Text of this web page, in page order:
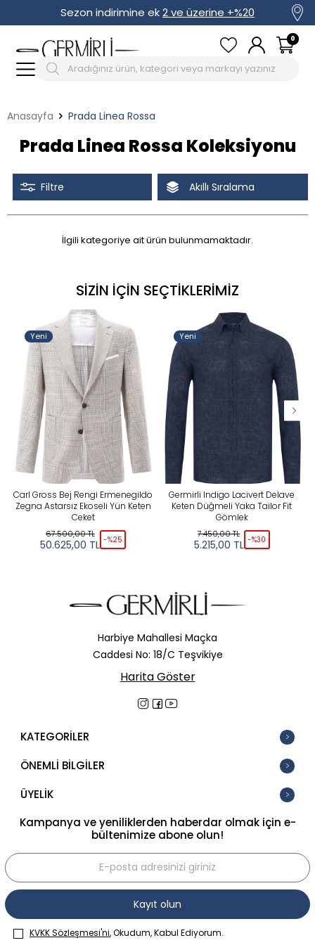
Sezon indirimine ek2 ve üzerine +%20
0
Anasayfa Prada Linea Rossa
Prada Linea Rossa Koleksiyonu
Filtre
Tüm Filtreleri Kaldır Seçimi Filtrele
İndirimli
Stoktakiler
Yeni
Tüm Filtreleri Kaldır Seçimi Filtrele
Akıllı Sıralama
İlgili kategoriye ait ürün bulunmamaktadır.
SIZIN İÇIN SEÇTIKLERIMIZ
Yeni
Carl Gross Bej Rengi Ermenegildo
Zegna Astarsız Ekoseli Yün Keten
Ceket
67.500,00TL
50.625,00 TL -%25
Yeni
Germirli Indigo Lacivert Delave
Keten Düğmeli Yaka Tailor Fit
Gömlek
7.450,00TL
5.215,00 TL -%30
Harbiye Mahallesi Maçka
Caddesi No: 18/C Teşvikiye
Harita Göster
KATEGORİLER
ÖNEMLİ BİLGİLER
ÜYELİK
Kampanya ve yeniliklerden haberdar olmak için e-
bültenimize abone olun!
Kayıt olun
KVKK Sözleşmesi'ni, Okudum, Kabul Ediyorum.